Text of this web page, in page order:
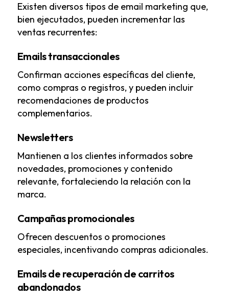
Existen diversos tipos de email marketing que,
bien ejecutados, pueden incrementar las
ventas recurrentes:
Emails transaccionales
Confirman acciones específicas del cliente,
como compras o registros, y pueden incluir
recomendaciones de productos
complementarios.
Newsletters
Mantienen a los clientes informados sobre
novedades, promociones y contenido
relevante, fortaleciendo la relación con la
marca.
Campañas promocionales
Ofrecen descuentos o promociones
especiales, incentivando compras adicionales.
Emails de recuperación de carritos
abandonados